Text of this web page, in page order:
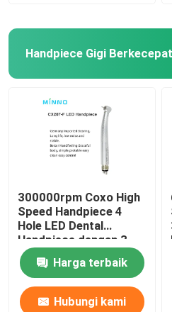
Handpiece Gigi
300000rpm Coxo High
Speed Handpiece 4
Hole LED Dental
Handpiece dengan 3
Way Spray
Harga terbaik
Hubungi kami